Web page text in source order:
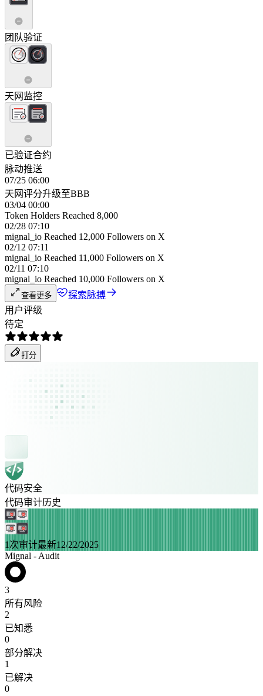
团队验证
天网监控
已验证合约
脉动推送
07/25 06:00
天网评分升级至BBB
03/04 00:00
Token Holders Reached 8,000
02/28 07:10
mignal_io Reached 12,000 Followers on X
02/12 07:11
mignal_io Reached 11,000 Followers on X
02/11 07:10
mignal_io Reached 10,000 Followers on X
查看更多
探索脉搏
用户评级
待定
打分
代码安全
代码审计历史
1次审计最新12/22/2025
Mignal - Audit
3
所有风险
2
已知悉
0
部分解决
1
已解决
0